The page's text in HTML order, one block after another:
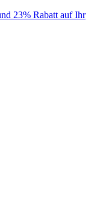
23% Rabatt auf Ihr